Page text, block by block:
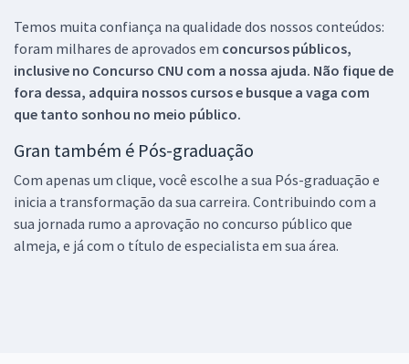
Temos muita confiança na qualidade dos nossos conteúdos:
foram milhares de aprovados em concursos públicos,
inclusive no Concurso CNU com a nossa ajuda. Não fique de
fora dessa, adquira nossos cursos e busque a vaga com
que tanto sonhou no meio público.
Gran também é Pós-graduação
Com apenas um clique, você escolhe a sua Pós-graduação e
inicia a transformação da sua carreira. Contribuindo com a
sua jornada rumo a aprovação no concurso público que
almeja, e já com o título de especialista em sua área.